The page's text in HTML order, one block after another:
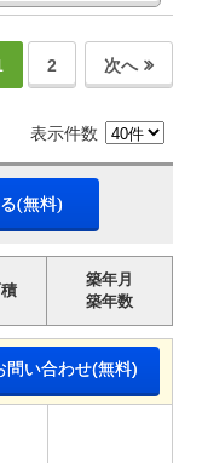
2 次へ
表示件数
(無料)
築年月
築年数
問い合わせ(無料)